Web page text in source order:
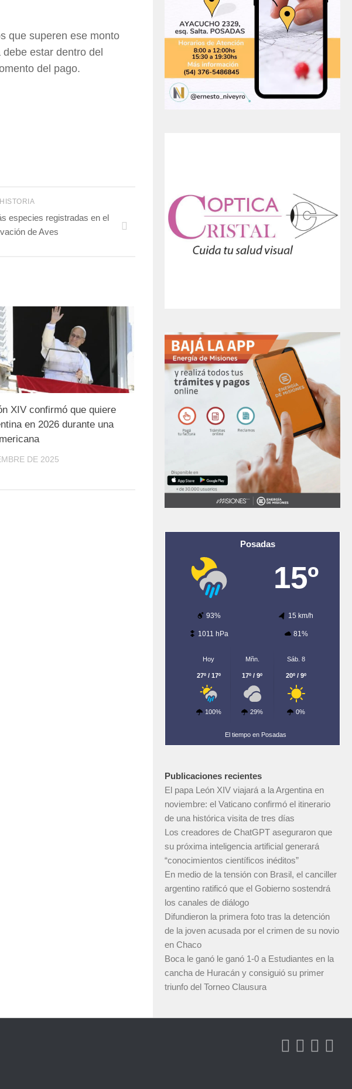
que superen ese monto
estar dentro del
del pago.
especies registradas en el
de Aves
XIV confirmó que quiere
en 2026 durante una
DE 2025
Posadas
15º
93% 15 km/h
1011 hPa 81%
Hoy
27º / 17º
100%
Mñn.
17º / 9º
29%
Sáb. 8
20º / 9º
0%
El tiempo en Posadas
Publicaciones recientes
El papa León XIV viajará a la Argentina en
noviembre: el Vaticano confirmó el itinerario
de una histórica visita de tres días
Los creadores de ChatGPT aseguraron que
su próxima inteligencia artificial generará
“conocimientos científicos inéditos”
En medio de la tensión con Brasil, el canciller
argentino ratificó que el Gobierno sostendrá
los canales de diálogo
Difundieron la primera foto tras la detención
de la joven acusada por el crimen de su novio
en Chaco
Boca le ganó le ganó 1-0 a Estudiantes en la
cancha de Huracán y consiguió su primer
triunfo del Torneo Clausura